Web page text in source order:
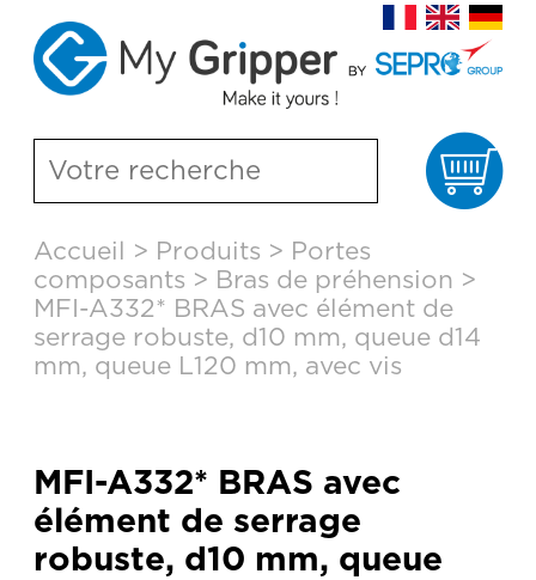
contenu
principal
Accueil > Produits > Portes
composants > Bras de préhension >
MFI-A332* BRAS avec élément de
serrage robuste, d10 mm, queue d14
mm, queue L120 mm, avec vis
MFI-A332* BRAS avec
élément de serrage
robuste, d10 mm, queue